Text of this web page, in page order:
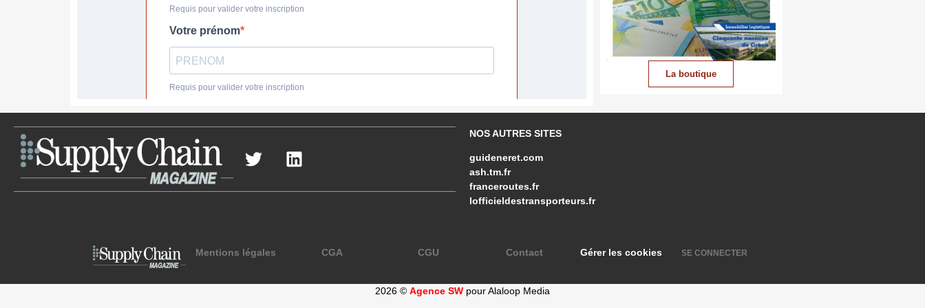
La boutique
NOS AUTRES SITES
guideneret.com
ash.tm.fr
franceroutes.fr
lofficieldestransporteurs.fr
Mentions légales CGA CGU Contact Gérer les cookies SE CONNECTER
2026 © Agence SW pour Alaloop Media